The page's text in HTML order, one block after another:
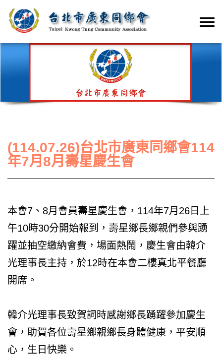
(114.07.26)台北市廣東同鄉會114
年7月8月壽星慶生會
本會7、8月會員壽星慶生會，114年7月26日上
午10時30分開始報到，壽星鄉長鄉親們參與踴
躍並抽空繳納會費，場面熱鬧，慶生會由韓介
光理事長主持，於12時在本會二樓真北平餐廳
開席。
韓介光理事長致賀詞時感謝鄉長踴躍參加慶生
會，助賀各位壽星鄉親鄉長身體健康，平安順
心，生日快樂。